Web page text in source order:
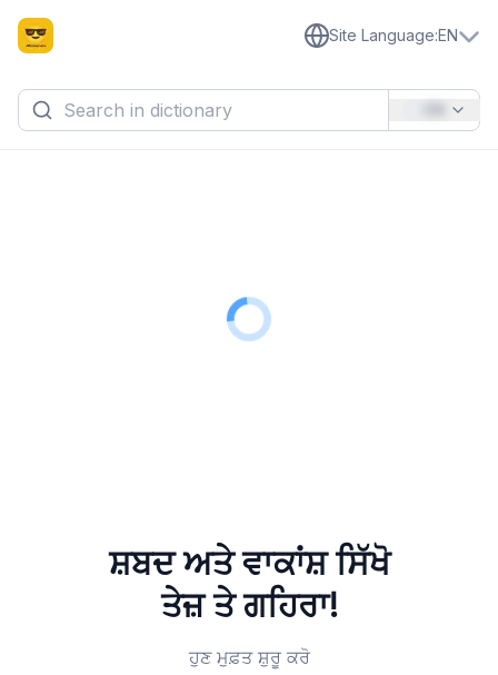
Site Language:EN
ਸ਼ਬਦ ਅਤੇ ਵਾਕਾਂਸ਼ ਸਿੱਖੋ
ਤੇਜ਼ ਤੇ ਗਹਿਰਾ!
ਹੁਣ ਮੁਫ਼ਤ ਸ਼ੁਰੂ ਕਰੋ